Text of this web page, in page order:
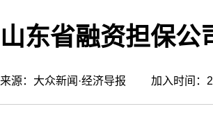
山东省融资担保公
来源：大众新闻·经济导报 加入时间